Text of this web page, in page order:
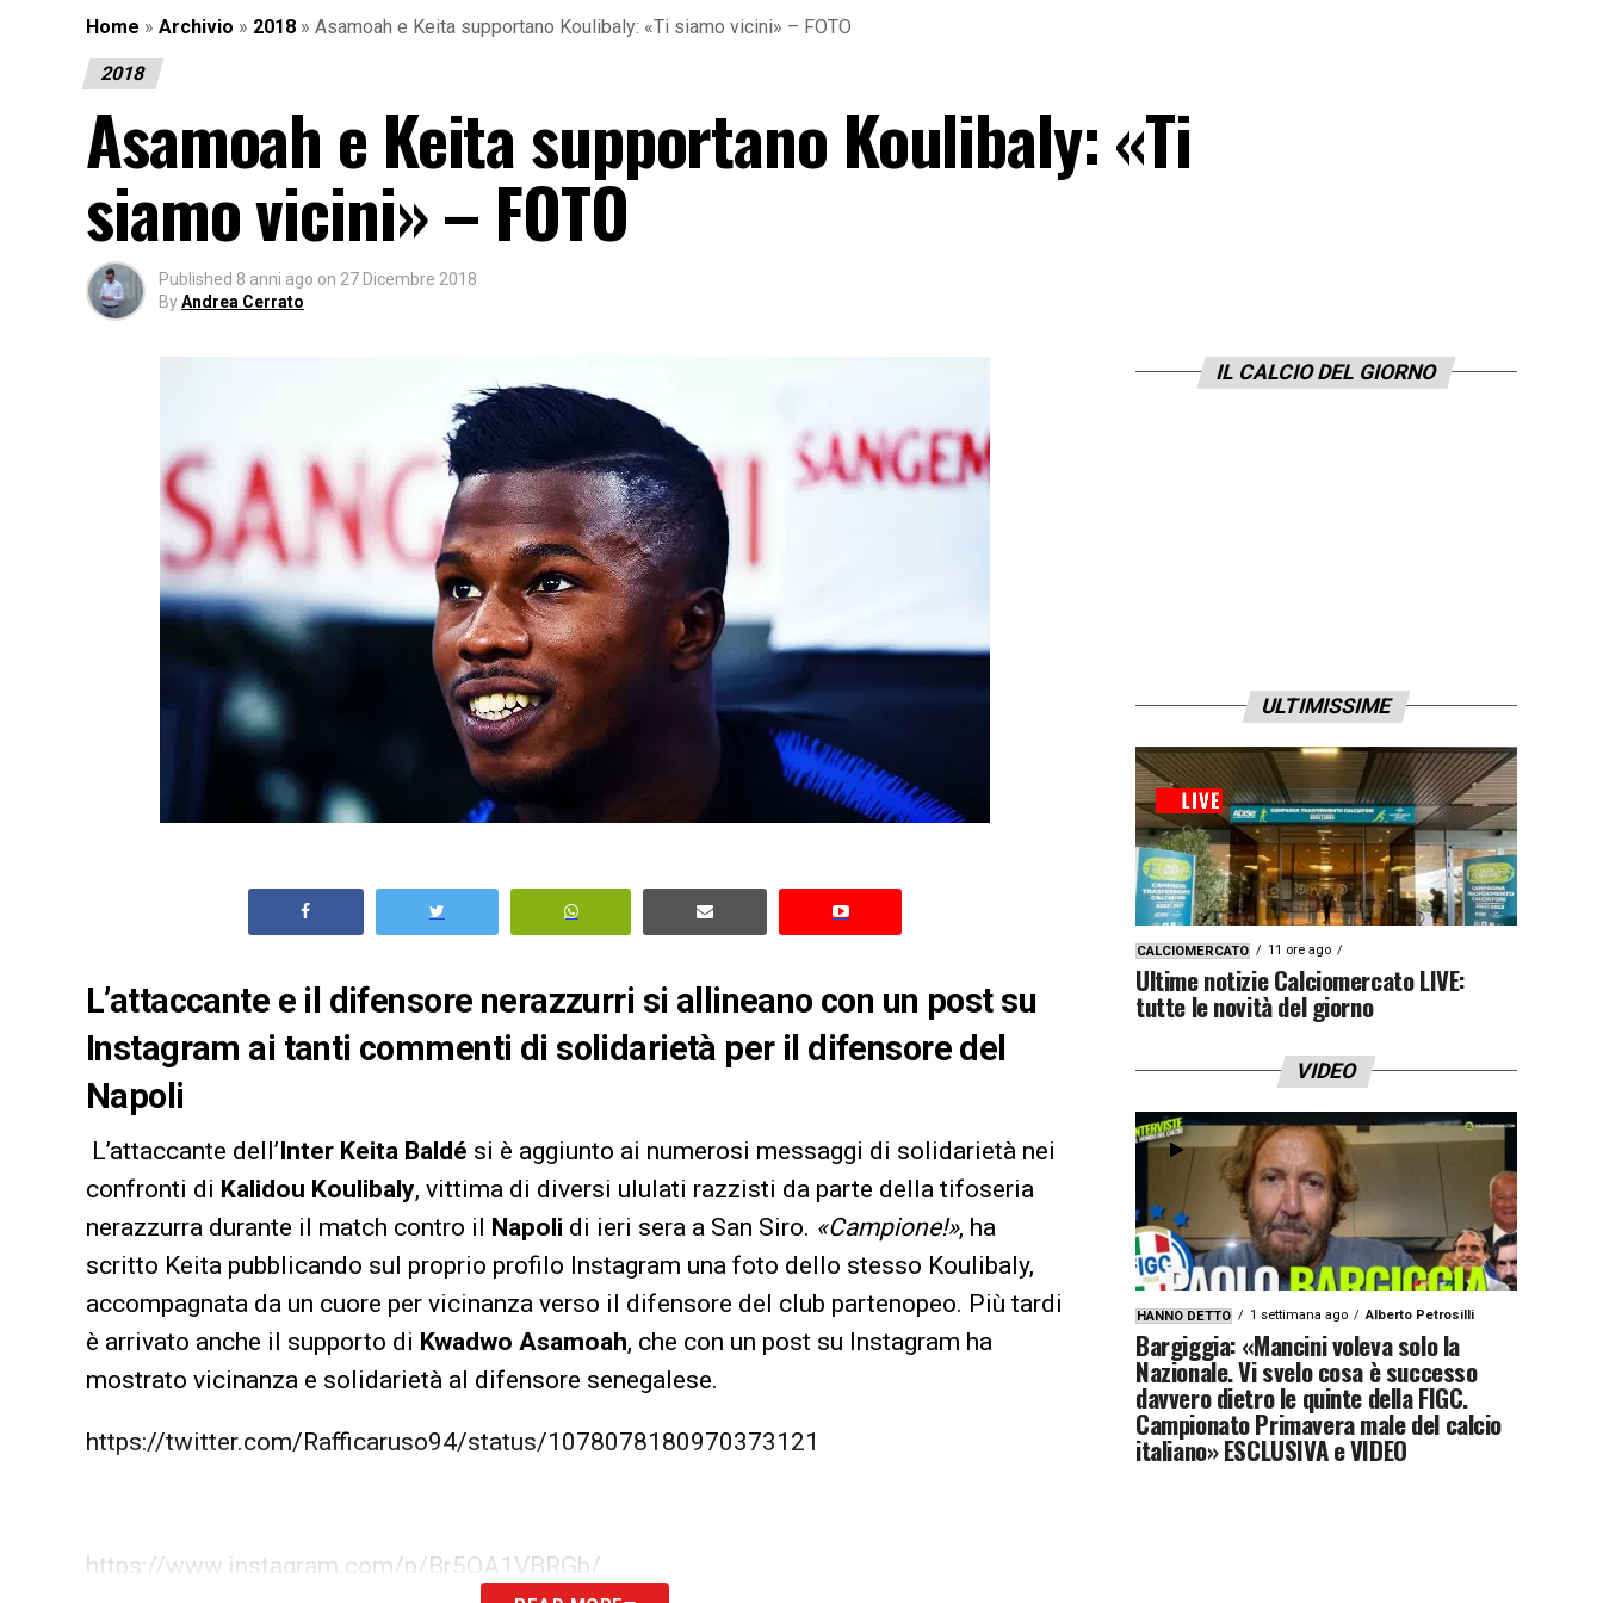
Home » Archivio » 2018 » Asamoah e Keita supportano Koulibaly: «Ti siamo vicini» – FOTO
2018
Asamoah e Keita supportano Koulibaly: «Ti
siamo vicini» – FOTO
Published 8 anni ago on 27 Dicembre 2018
ByAndrea Cerrato
L’attaccante e il difensore nerazzurri si allineano con un post su
Instagram ai tanti commenti di solidarietà per il difensore del
Napoli
L’attaccante dell’Inter Keita Baldé si è aggiunto ai numerosi messaggi di solidarietà nei
confronti di Kalidou Koulibaly, vittima di diversi ululati razzisti da parte della tifoseria
nerazzurra durante il match contro il Napoli di ieri sera a San Siro. «Campione!», ha
scritto Keita pubblicando sul proprio profilo Instagram una foto dello stesso Koulibaly,
accompagnata da un cuore per vicinanza verso il difensore del club partenopeo. Più tardi
è arrivato anche il supporto di Kwadwo Asamoah, che con un post su Instagram ha
mostrato vicinanza e solidarietà al difensore senegalese.
https://twitter.com/Rafficaruso94/status/1078078180970373121
https://www.instagram.com/p/Br5QA1VBRGb/
IL CALCIO DEL GIORNO
ULTIMISSIME
CALCIOMERCATO 11 ore ago
Ultime notizie Calciomercato LIVE:
tutte le novità del giorno
VIDEO
HANNO DETTO 1 settimana ago Alberto Petrosilli
Bargiggia: «Mancini voleva solo la
Nazionale. Vi svelo cosa è successo
davvero dietro le quinte della FIGC.
Campionato Primavera male del calcio
italiano» ESCLUSIVA e VIDEO